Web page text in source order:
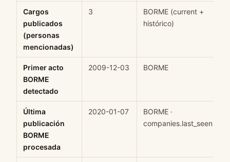
Cargos
publicados
(personas
mencionadas)
3
BORME (current +
histórico)
Primer acto
BORME
detectado
2009-12-03 BORME
Última
publicación
BORME
procesada
2020-01-07
BORME ·
companies.last_seen